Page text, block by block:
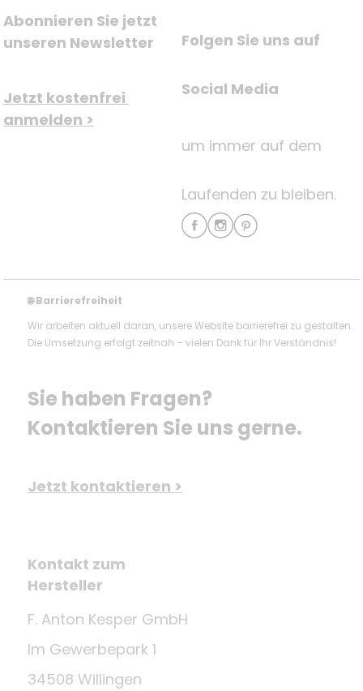
Abonnieren Sie jetzt
unseren Newsletter
Jetzt kostenfrei
anmelden >
Folgen Sie uns auf
Social Media
um immer auf dem
Laufenden zu bleiben.
🌐Barrierefreiheit
Wir arbeiten aktuell daran, unsere Website barrierefrei zu gestalten.
Die Umsetzung erfolgt zeitnah – vielen Dank für Ihr Verständnis!
Sie haben Fragen?
Kontaktieren Sie uns gerne.
Jetzt kontaktieren >
Kontakt zum
Hersteller
F. Anton Kesper GmbH
Im Gewerbepark 1
34508 Willingen